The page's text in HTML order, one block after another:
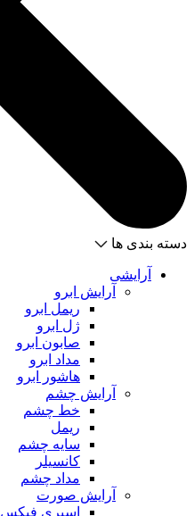
دسته بندی ها
آرایشی
آرایش ابرو
ریمل ابرو
ژل ابرو
صابون ابرو
مداد ابرو
هاشور ابرو
آرایش چشم
خط چشم
ریمل
سایه چشم
کانسیلر
مداد چشم
آرایش صورت
اسپری فیکس